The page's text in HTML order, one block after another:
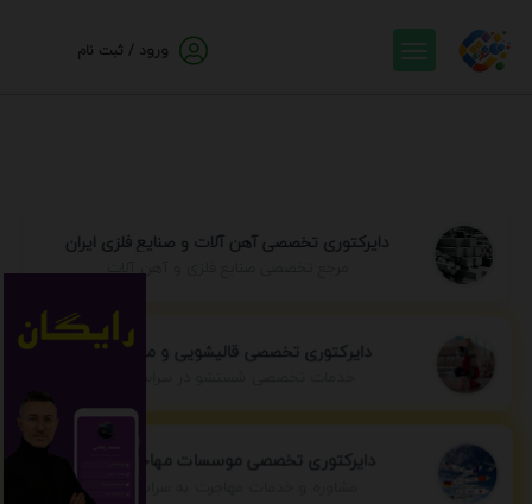
ورود / ثبت نام
دایرکتوری تخصصی آهن آلات و صنایع فلزی ایران
مرجع تخصصی صنایع فلزی و آهن آلات
دایرکتوری تخصصی قالیشویی و مبل شویی
دایرکتوری تخصصی موسسات مهاجرتی ایران
مشاوره و خدمات مهاجرت به سراسر جهان